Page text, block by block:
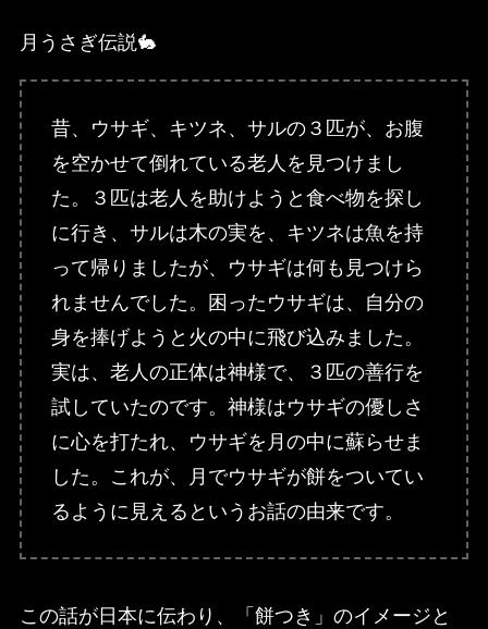
月うさぎ伝説🐇
昔、ウサギ、キツネ、サルの３匹が、お腹
を空かせて倒れている老人を見つけまし
た。３匹は老人を助けようと食べ物を探し
に行き、サルは木の実を、キツネは魚を持
って帰りましたが、ウサギは何も見つけら
れませんでした。困ったウサギは、自分の
身を捧げようと火の中に飛び込みました。
実は、老人の正体は神様で、３匹の善行を
試していたのです。神様はウサギの優しさ
に心を打たれ、ウサギを月の中に蘇らせま
した。これが、月でウサギが餅をついてい
るように見えるというお話の由来です。
この話が日本に伝わり、「餅つき」のイメージと